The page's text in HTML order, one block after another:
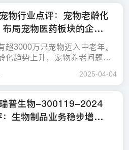
销量3.56亿毫升（同比+615.9
块公司补齐短板。
，收入高增主要系新品瑞喵舒
物药品收入0.19亿元（同比-2
物供应链收入6.33亿元（同比+
望后市，公司或将持续加码宠
建设，并协同优质产品与丰富
现板块业务高速发展。
物双轮驱动，维持“增持”评级
动保稳健发展以及宠物业务高
预计公司2025-2027年营业收
38.13/42.99亿元，同比分别+
6.60亿元，同比分别+52.48%/
，EPS分别为0.98/1.24/1.
物疫情风险，市场竞争加剧风
流失风险。
告不错，请分享到微信朋友
变动导致；扣非后归母净利润
比减少11.84%。
润分别是9,030万元、7,248万
元、5,196万元。
增长，制剂及原料药短期承压
禽用生物制品实现营业收入10.
增长15.9%；主要受益于公司
物制品实现营业收入2.11亿
49.78%，系上半年公司收购必
蹄疫疫苗，以及持续深化与大
亿元，同比下降5.83%，主要
链布局，打造公司第二增长曲
宠物板块实现收入6.9亿元，其
亿元，同比减少33.70%，主
料药的收入和利润下滑，以及
比减少11.84%。
年Q1-Q4公司营业收入分别
7.32亿元、8.25亿元、8.28亿
润分别是9,030万元、7,248万
、5,196万元。
增长，制剂及原料药短期承压
增长15.9%；主要受益于公司
农发展等头部集团客户的合作
49.78%，系上半年公司收购必
链布局，打造公司第二增长曲
物行业点评：宠物老龄化
局宠物医药板块的企业
超3000万只宠物迈入中老年。
化趋势上升，宠物养老问题逐
，2024年中国7岁以上老龄犬
比2023年同期增长7pct，7岁以
10.1%，比同期增长2.4pct，预
国将有超3000万只宠物迈入
速，宠物药及保健品需求增
期宠物的核心健康需求是疫苗
；成年期主要是定期体检、疾
面对心血管疾病、肿瘤、白内
据公司公告，瑞普生物是国内
业领军企业，在传统禽畜疫苗
2025-04-04
普生物-300119-2024
生物制品业务稳步增
宠物第二增长曲线-250